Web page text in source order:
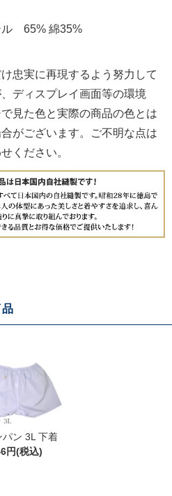
ル 65% 綿35%
忠実に再現するよう努力して
ディスプレイ画面等の環境
で見た色と実際の商品の色とは
がございます。ご不明な点は
ください。
パン 3L 下着
股 申又 紳士
円(税込)